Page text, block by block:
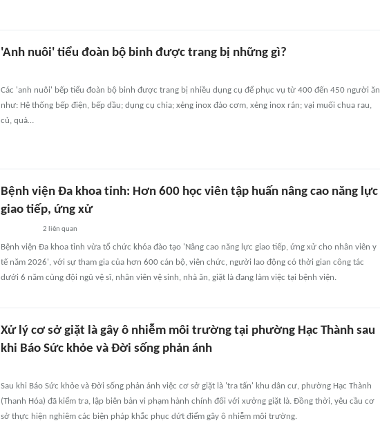
'Anh nuôi' tiểu đoàn bộ binh được trang bị những gì?
Các 'anh nuôi' bếp tiểu đoàn bộ binh được trang bị nhiều dụng cụ để phục vụ từ 400 đến 450 người ăn
như: Hệ thống bếp điện, bếp dầu; dụng cụ chia; xẻng inox đảo cơm, xẻng inox rán; vại muối chua rau,
củ, quả…
Bệnh viện Đa khoa tỉnh: Hơn 600 học viên tập huấn nâng cao năng lực
giao tiếp, ứng xử
2 liên quan
Bệnh viện Đa khoa tỉnh vừa tổ chức khóa đào tạo 'Nâng cao năng lực giao tiếp, ứng xử cho nhân viên y
tế năm 2026', với sự tham gia của hơn 600 cán bộ, viên chức, người lao động có thời gian công tác
dưới 6 năm cùng đội ngũ vệ sĩ, nhân viên vệ sinh, nhà ăn, giặt là đang làm việc tại bệnh viện.
Xử lý cơ sở giặt là gây ô nhiễm môi trường tại phường Hạc Thành sau
khi Báo Sức khỏe và Đời sống phản ánh
Sau khi Báo Sức khỏe và Đời sống phản ánh việc cơ sở giặt là 'tra tấn' khu dân cư, phường Hạc Thành
(Thanh Hóa) đã kiểm tra, lập biên bản vi phạm hành chính đối với xưởng giặt là. Đồng thời, yêu cầu cơ
sở thực hiện nghiêm các biện pháp khắc phục dứt điểm gây ô nhiễm môi trường.